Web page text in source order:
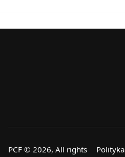
PCF © 2026, All rights
Polityka